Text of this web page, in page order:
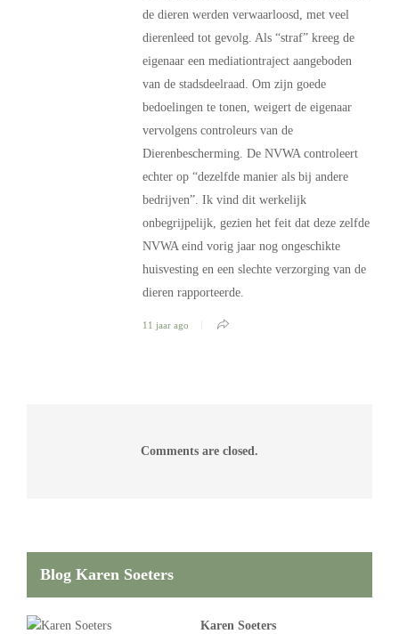
de dieren werden verwaarloosd, met veel
dierenleed tot gevolg. Als “straf” kreeg de
eigenaar een mediationtraject aangeboden
van de stadsdeelraad. Om zijn goede
bedoelingen te tonen, weigert de eigenaar
vervolgens controleurs van de
Dierenbescherming. De NVWA controleert
echter op “dezelfde manier als bij andere
bedrijven”. Ik vind dit werkelijk
onbegrijpelijk, gezien het feit dat deze zelfde
NVWA eind vorig jaar nog ongeschikte
huisvesting en een slechte verzorging van de
dieren rapporteerde.
11 jaar ago
Comments are closed.
Blog Karen Soeters
Karen Soeters